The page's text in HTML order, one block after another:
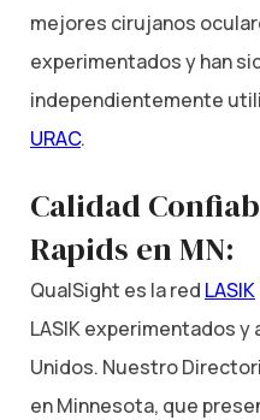
mejores cirujanos
experimentados y han
independientemente
URAC.
Calidad
Rapids en MN:
QualSight es la red LASIK
LASIK experimentados
Unidos. Nuestro
en Minnesota, que